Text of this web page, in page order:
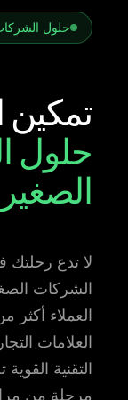
حلول الشركات
تمكين
حلول
لا تدع رحلتك في
الشركات
العلامات
التقنية القوية
مرحلة من